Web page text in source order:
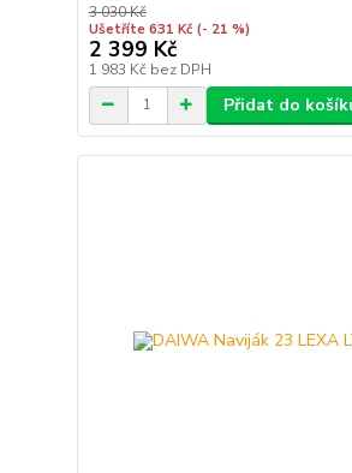
3 030 Kč
Ušetříte 631 Kč (- 21 %)
2 399 Kč
1 983 Kč bez DPH
Přidat do